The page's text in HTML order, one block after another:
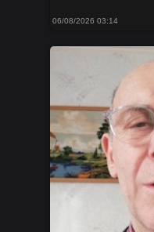
06/08/2026 03:14